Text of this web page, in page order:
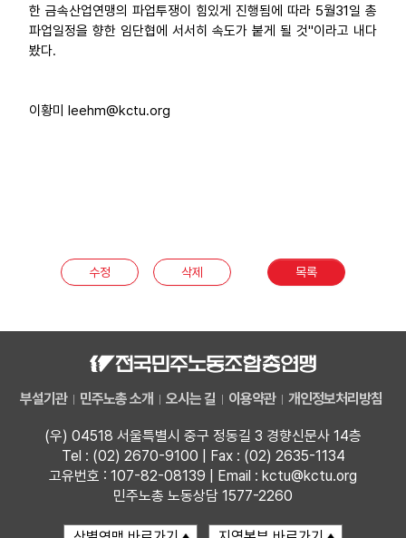
한 금속산업연맹의 파업투쟁이 힘있게 진행됨에 따라 5월31일 총
파업일정을 향한 임단협에 서서히 속도가 붙게 될 것"이라고 내다
봤다.
이황미 leehm@kctu.org
수정 삭제 목록
부설기관 민주노총 소개 오시는 길 이용약관 개인정보처리방침
(우) 04518 서울특별시 중구 정동길 3 경향신문사 14층
Tel : (02) 2670-9100 | Fax : (02) 2635-1134
고유번호 : 107-82-08139 | Email : kctu@kctu.org
민주노총 노동상담 1577-2260